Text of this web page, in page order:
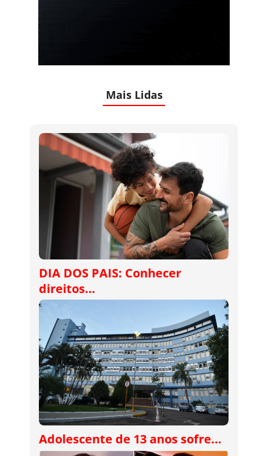
Mais Lidas
DIA DOS PAIS: Conhecer
direitos…
Adolescente de 13 anos sofre…